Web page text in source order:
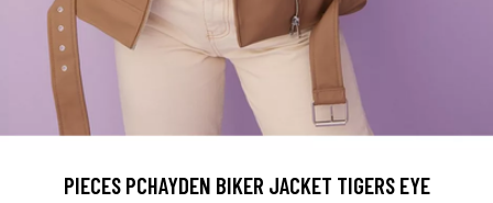
PIECES PCHAYDEN BIKER JACKET TIGERS EYE